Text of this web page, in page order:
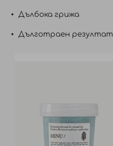
Дълбока грижа
Дълготраен резултат